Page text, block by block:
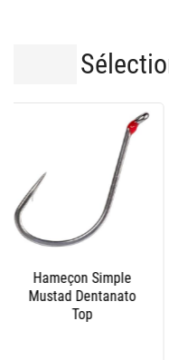
Hameçon Simple
Mustad Dentanato
Bottom